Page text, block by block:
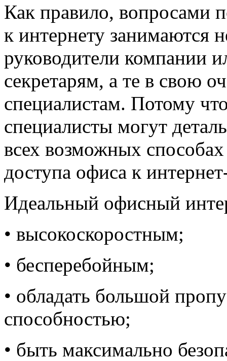
Как правило, вопросами
к интернету занимаются
руководители компании
секретарям, а те в свою
специалистам. Потому
специалисты могут
всех возможных
доступа офиса к
Идеальный офисный
• высокоскоростным;
• бесперебойным;
• обладать большой
способностью;
• быть максимально